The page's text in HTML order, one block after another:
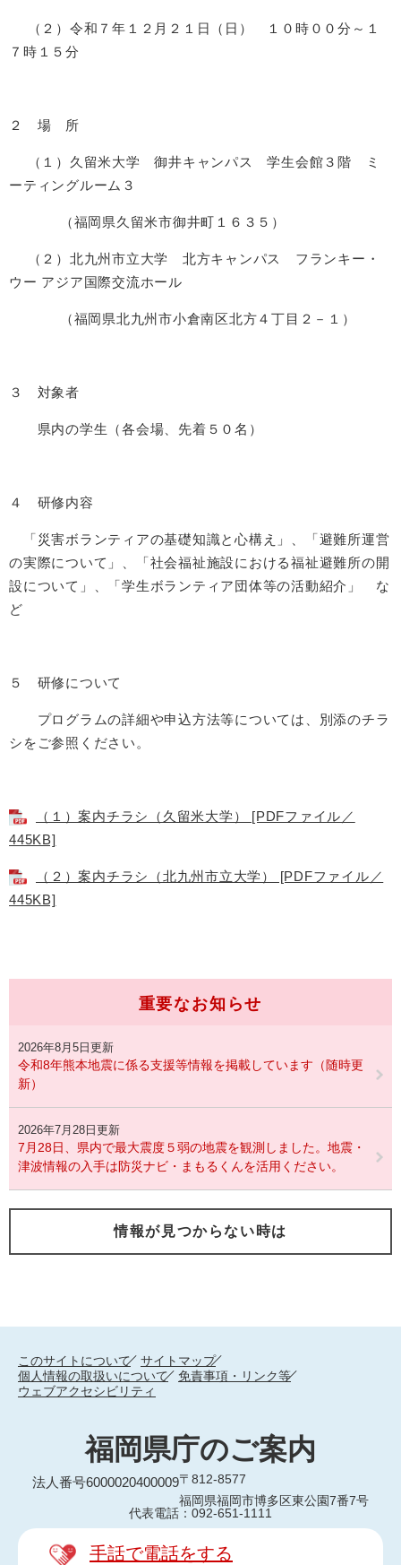
（２）令和７年１２月２１日（日） １０時００分～１
７時１５分
２ 場 所
（１）久留米大学 御井キャンパス 学生会館３階 ミ
ーティングルーム３
（福岡県久留米市御井町１６３５）
（２）北九州市立大学 北方キャンパス フランキー・
ウー アジア国際交流ホール
（福岡県北九州市小倉南区北方４丁目２－１）
３ 対象者
県内の学生（各会場、先着５０名）
４ 研修内容
「災害ボランティアの基礎知識と心構え」、「避難所運営
の実際について」、「社会福祉施設における福祉避難所の開
設について」、「学生ボランティア団体等の活動紹介」 な
ど
５ 研修について
プログラムの詳細や申込方法等については、別添のチラ
シをご参照ください。
（１）案内チラシ（久留米大学） [PDFファイル／
445KB]
（２）案内チラシ（北九州市立大学） [PDFファイル／
445KB]
重要なお知らせ
2026年8月5日更新
令和8年熊本地震に係る支援等情報を掲載しています（随時更
新）
2026年7月28日更新
7月28日、県内で最大震度５弱の地震を観測しました。地震・
津波情報の入手は防災ナビ・まもるくんを活用ください。
情報が見つからない時は
このサイトについて
サイトマップ
個人情報の取扱いについて
免責事項・リンク等
ウェブアクセシビリティ
福岡県庁のご案内
法人番号6000020400009〒812-8577
福岡県福岡市博多区東公園7番7号
代表電話：092-651-1111
手話で電話をする